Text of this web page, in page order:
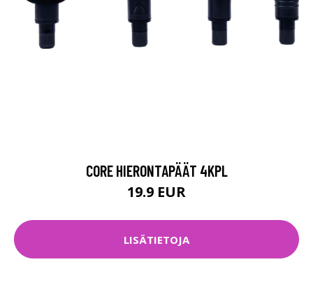
CORE HIERONTAPÄÄT 4KPL
19.9 EUR
LISÄTIETOJA